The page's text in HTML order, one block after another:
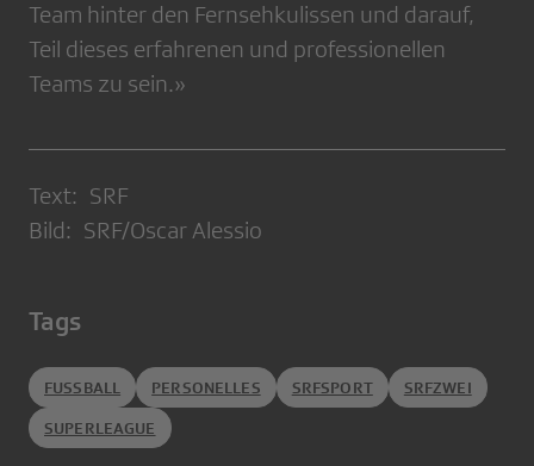
Team hinter den Fernsehkulissen und darauf,
Teil dieses erfahrenen und professionellen
Teams zu sein.»
Text: SRF
Bild: SRF/Oscar Alessio
Tags
FUSSBALL PERSONELLES SRFSPORT SRFZWEI
SUPERLEAGUE